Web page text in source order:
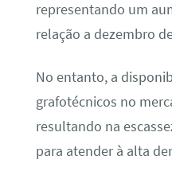
representando um
relação a dezembro
No entanto, a
grafotécnicos no
resultando na
para atender à alta